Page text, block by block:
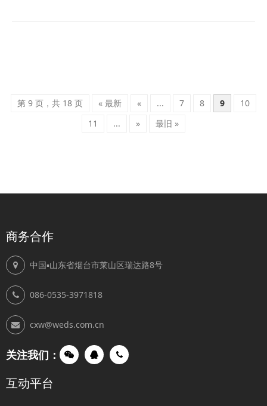
第 9 页，共 18 页 « 最新 « ... 7 8 9
10
11
... » 最旧 »
商务合作
中国▪山东省烟台市莱山区瑞达路8号
086-0535-3971818
cxw@weds.com.cn
关注我们：
互动平台